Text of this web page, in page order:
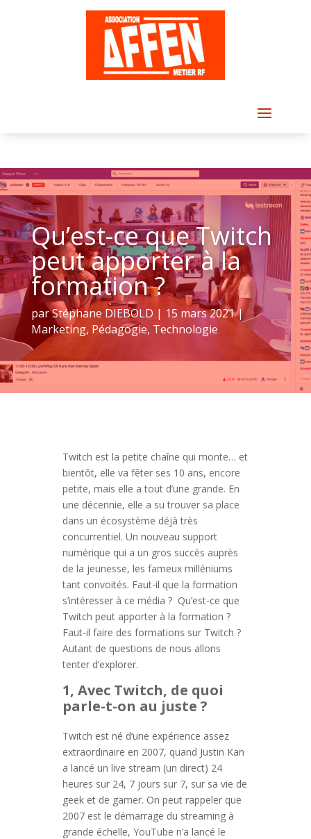
Qu’est-ce que Twitch
peut apporter à la
formation ?
parStéphane DIEBOLD | 15 mars 2021|
Marketing, Pédagogie, Technologie
Twitch est la petite chaîne qui monte… et
bientôt, elle va fêter ses 10 ans, encore
petite, mais elle a tout d’une grande. En
une décennie, elle a su trouver sa place
dans un écosystème déjà très
concurrentiel. Un nouveau support
numérique qui a un gros succès auprès
de la jeunesse, les fameux milléniums
tant convoités. Faut-il que la formation
s’intéresser à ce média ? Qu’est-ce que
Twitch peut apporter à la formation ?
Faut-il faire des formations sur Twitch ?
Autant de questions de nous allons
tenter d’explorer.
1, Avec Twitch, de quoi
parle-t-on au juste ?
Twitch est né d’une expérience assez
extraordinaire en 2007, quand Justin Kan
a lancé un live stream (un direct) 24
heures sur 24, 7 jours sur 7, sur sa vie de
geek et de gamer. On peut rappeler que
2007 est le démarrage du streaming à
grande échelle, YouTube n’a lancé le